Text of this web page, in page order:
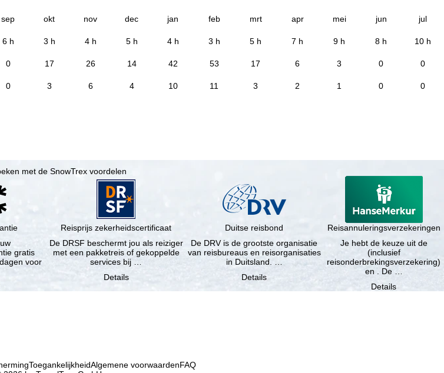
sep okt nov dec jan feb mrt apr mei jun jul
6 h 3 h 4 h 5 h 4 h 3 h 5 h 7 h 9 h 8 h 10 h
0 17 26 14 42 53 17 6 3 0 0
0 3 6 4 10 11 3 2 1 0 0
met de SnowTrex voordelen
gratis
voor
Reisprijs zekerheidscertificaat
De DRSF beschermt jou als reiziger
met een pakketreis of gekoppelde
services bij …
Details
Duitse reisbond
De DRV is de grootste organisatie
van reisbureaus en reisorganisaties
in Duitsland. …
Details
Reisannuleringsverzekeringen
Je hebt de keuze uit de
(inclusief
reisonderbrekingsverzekering)
en . De …
Details
ToegankelijkheidAlgemene voorwaardenFAQ